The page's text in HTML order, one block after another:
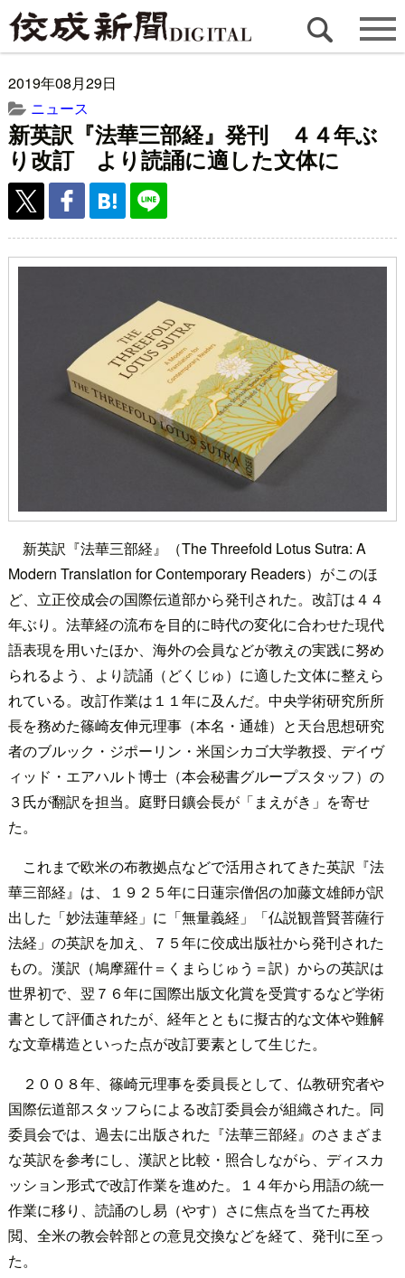
2019年08月29日
ニュース
新英訳『法華三部経』発刊 ４４年ぶ
り改訂 より読誦に適した文体に
新英訳『法華三部経』（The Threefold Lotus Sutra: A
Modern Translation for Contemporary Readers）がこのほ
ど、立正佼成会の国際伝道部から発刊された。改訂は４４
年ぶり。法華経の流布を目的に時代の変化に合わせた現代
語表現を用いたほか、海外の会員などが教えの実践に努め
られるよう、より読誦（どくじゅ）に適した文体に整えら
れている。改訂作業は１１年に及んだ。中央学術研究所所
長を務めた篠崎友伸元理事（本名・通雄）と天台思想研究
者のブルック・ジポーリン・米国シカゴ大学教授、デイヴ
ィッド・エアハルト博士（本会秘書グループスタッフ）の
３氏が翻訳を担当。庭野日鑛会長が「まえがき」を寄せ
た。
これまで欧米の布教拠点などで活用されてきた英訳『法
華三部経』は、１９２５年に日蓮宗僧侶の加藤文雄師が訳
出した「妙法蓮華経」に「無量義経」「仏説観普賢菩薩行
法経」の英訳を加え、７５年に佼成出版社から発刊された
もの。漢訳（鳩摩羅什＝くまらじゅう＝訳）からの英訳は
世界初で、翌７６年に国際出版文化賞を受賞するなど学術
書として評価されたが、経年とともに擬古的な文体や難解
な文章構造といった点が改訂要素として生じた。
２００８年、篠崎元理事を委員長として、仏教研究者や
国際伝道部スタッフらによる改訂委員会が組織された。同
委員会では、過去に出版された『法華三部経』のさまざま
な英訳を参考にし、漢訳と比較・照合しながら、ディスカ
ッション形式で改訂作業を進めた。１４年から用語の統一
作業に移り、読誦のし易（やす）さに焦点を当てた再校
閲、全米の教会幹部との意見交換などを経て、発刊に至っ
た。